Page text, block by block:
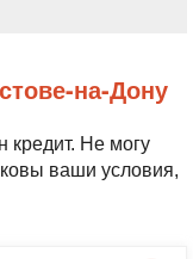
на-Дону
кредит. Не могу
ваши условия,